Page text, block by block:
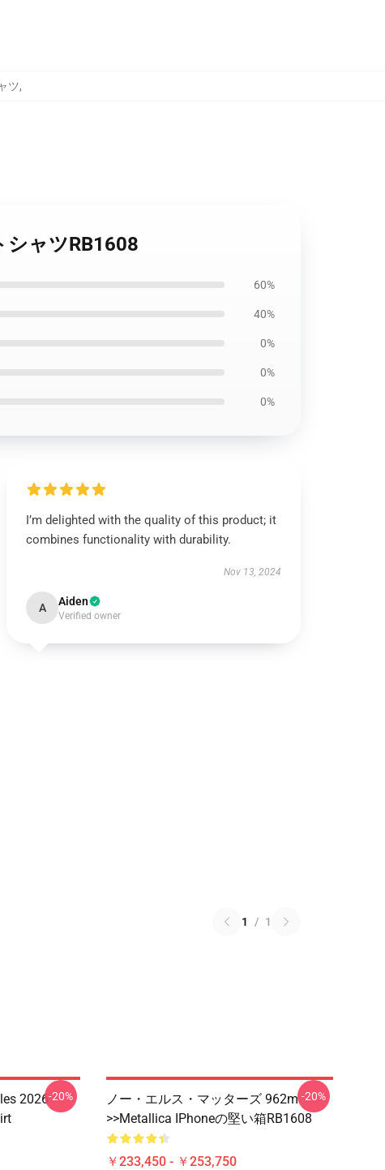
ツ,
ャツRB1608
60%
40%
0%
0%
0%
I’m delighted with the quality of this product; it
combines functionality with durability.
Nov 13, 2024
A Aiden
Verified owner
1 / 1
2026-20%
ノー・エルス・マッターズ 962m
>>metallica IPhoneの堅い箱RB1608
￥233,450 - ￥253,750
-20%